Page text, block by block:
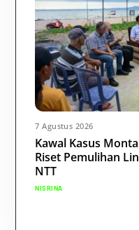
7 Agustus 2026
Kawal Kasus
Riset Pemulihan
NTT
NISRINA